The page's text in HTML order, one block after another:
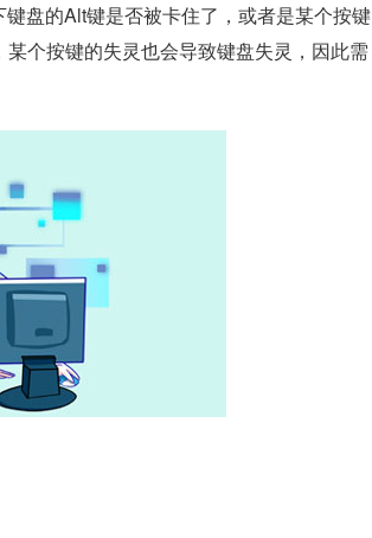
盘的Alt键是否被卡住了，或者是某个按键
个按键的失灵也会导致键盘失灵，因此需